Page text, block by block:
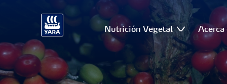
Nutrición Vegetal Acerca